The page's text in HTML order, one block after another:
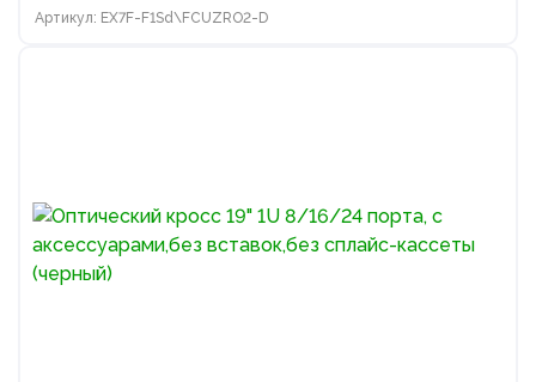
Артикул: EX7F-F1Sd\FCUZRO2-D